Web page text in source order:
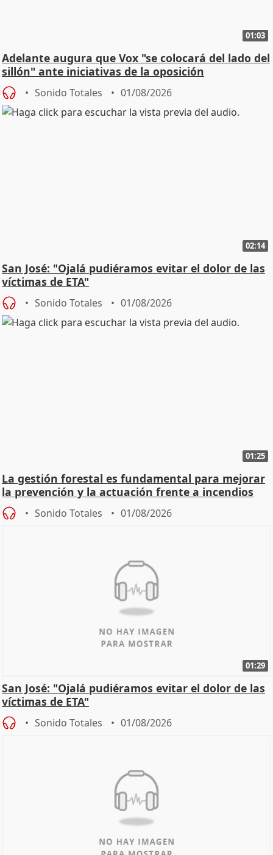
01:03
Adelante augura que Vox "se colocará del lado del
sillón" ante iniciativas de la oposición
Sonido Totales 01/08/2026
02:14
San José: "Ojalá pudiéramos evitar el dolor de las
víctimas de ETA"
Sonido Totales 01/08/2026
01:25
La gestión forestal es fundamental para mejorar
la prevención y la actuación frente a incendios
Sonido Totales 01/08/2026
01:29
San José: "Ojalá pudiéramos evitar el dolor de las
víctimas de ETA"
Sonido Totales 01/08/2026